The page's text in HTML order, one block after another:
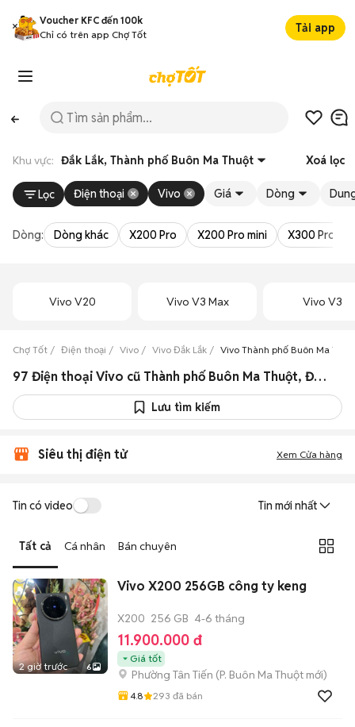
Voucher KFC đến 100k
Chỉ có trên app Chợ Tốt
Tải app
Khu vực: Đắk Lắk, Thành phố Buôn Ma Thuột Xoá lọc
Lọc Điện thoại Vivo Giá Dòng
Dòng: Dòng khác X200 Pro X200 Pro mini X300 Pro
Vivo V20 Vivo V3 Max Vivo V3
Chợ Tốt Điện thoại Vivo Vivo Đắk Lắk Vivo Thành phố Buôn Ma
97 Điện thoại Vivo cũ Thành phố Buôn Ma Thuột, Đắk Lắk
Lưu tìm kiếm
Siêu thị điện tử Xem Cửa hàng
Tin có video Tin mới nhất
Tất cả Cá nhân Bán chuyên
2 giờ trước 6
Vivo X200 256GB công ty keng
X200 256 GB 4-6 tháng
11.900.000 đ
Giá tốt
Phường Tân Tiến (P. Buôn Ma Thuột mới)
4.8 293 đã bán